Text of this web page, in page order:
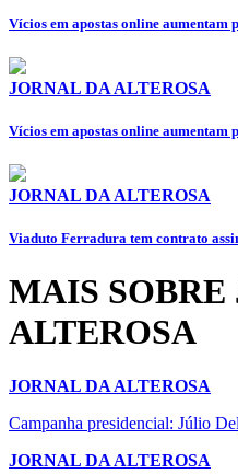
Vícios em apostas online aumentam
JORNAL DA ALTEROSA
Vícios em apostas online aumentam
JORNAL DA ALTEROSA
Viaduto Ferradura tem contrato
MAIS
ALTEROSA
JORNAL DA ALTEROSA
Campanha presidencial: Júlio
JORNAL DA ALTEROSA